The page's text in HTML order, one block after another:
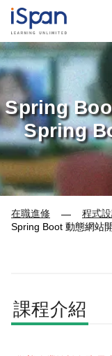
Spring
Spring
在職進修 — 程式
Spring Boot 動態網站
課程介紹